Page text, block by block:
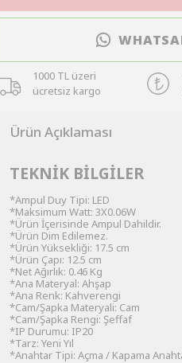
1000 TL üzeri
ücretsiz kargo
Ürün Açıklaması
TEKNİK BİLGİLER
*Ampul Duy Tipi: LED
*Maksimum Watt: 3X0.06W
*Ürün İçerisinde Ampul Dahildir.
*Ürün Dim Edilemez.
*Ürün Yüksekliği: 17.5 cm
*Ürün Çapı: 12.5 cm
*Net Ağırlık: 0.46 Kg
*Ana Materyal: Ahşap
*Ana Renk: Kahverengi
*Cam/Şapka Materyali: Cam
*Cam/Şapka Rengi: Şeffaf
*IP Durumu: IP20
*Tarz: Yeni Yıl
*Anahtar Tipi: Açma / Kapama